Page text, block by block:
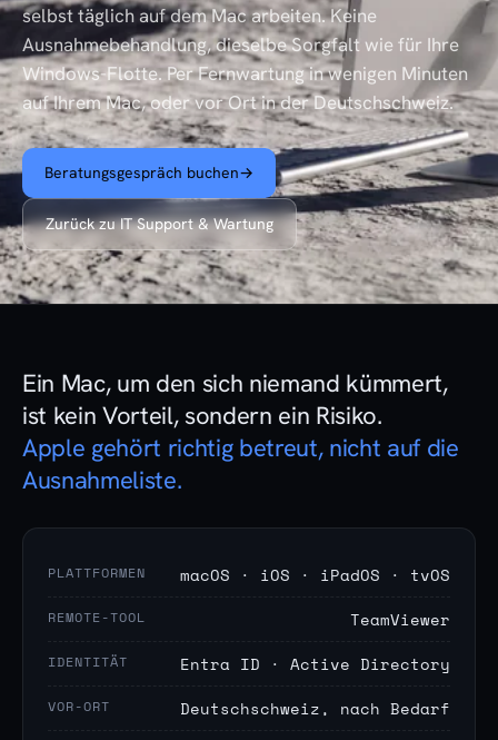
selbst täglich auf dem Mac arbeiten. Keine
Ausnahmebehandlung, dieselbe Sorgfalt wie für Ihre
Windows-Flotte. Per Fernwartung in wenigen Minuten
auf Ihrem Mac, oder vor Ort in der Deutschschweiz.
Beratungsgespräch buchen→
Zurück zu IT Support & Wartung
Ein Mac, um den sich niemand kümmert,
ist kein Vorteil, sondern ein Risiko.
Apple gehört richtig betreut, nicht auf die
Ausnahmeliste.
PLATTFORMEN macOS · iOS · iPadOS · tvOS
REMOTE-TOOL TeamViewer
IDENTITÄT Entra ID · Active Directory
VOR-ORT Deutschschweiz, nach Bedarf